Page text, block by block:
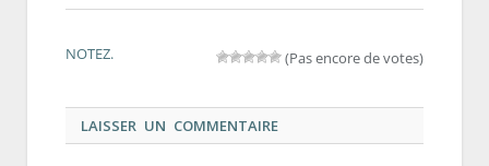
NOTEZ. (Pas encore de votes)
LAISSER UN COMMENTAIRE